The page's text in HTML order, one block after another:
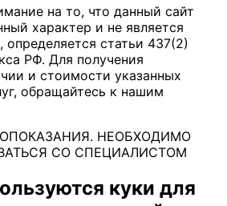
на то, что данный сайт
характер и не является
определяется статьи 437(2)
РФ. Для получения
и стоимости указанных
обращайтесь к нашим
НЕОБХОДИМО
СО СПЕЦИАЛИСТОМ
куки для